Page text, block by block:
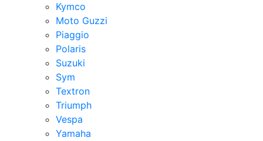
Kymco
Moto Guzzi
Piaggio
Polaris
Suzuki
Sym
Textron
Triumph
Vespa
Yamaha